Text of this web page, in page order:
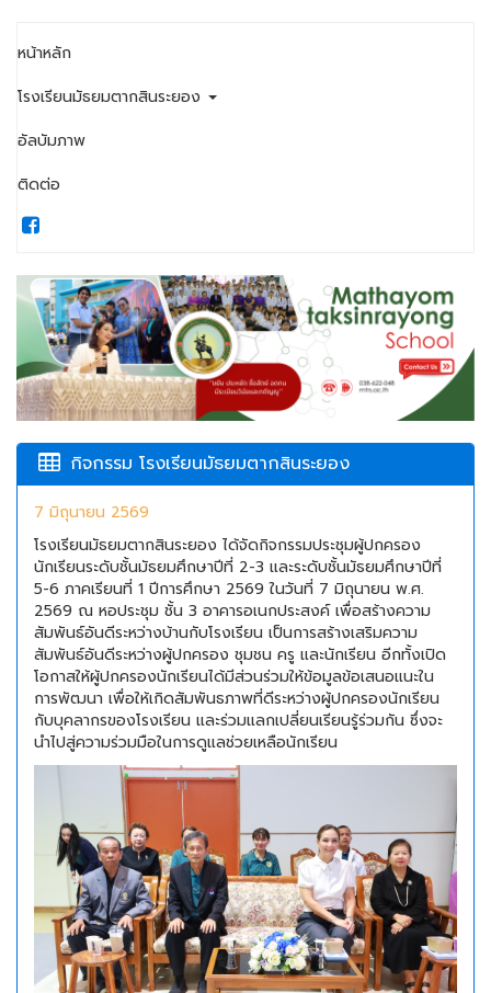
หน้าหลัก
โรงเรียนมัธยมตากสินระยอง
อัลบัมภาพ
ติดต่อ
กิจกรรม โรงเรียนมัธยมตากสินระยอง
7 มิถุนายน 2569
โรงเรียนมัธยมตากสินระยอง ได้จัดกิจกรรมประชุมผู้ปกครอง
นักเรียนระดับชั้นมัธยมศึกษาปีที่ 2-3 และระดับชั้นมัธยมศึกษาปีที่
5-6 ภาคเรียนที่ 1 ปีการศึกษา 2569 ในวันที่ 7 มิถุนายน พ.ศ.
2569 ณ หอประชุม ชั้น 3 อาคารอเนกประสงค์ เพื่อสร้างความ
สัมพันธ์อันดีระหว่างบ้านกับโรงเรียน เป็นการสร้างเสริมความ
สัมพันธ์อันดีระหว่างผู้ปกครอง ชุมชน ครู และนักเรียน อีกทั้งเปิด
โอกาสให้ผู้ปกครองนักเรียนได้มีส่วนร่วมให้ข้อมูลข้อเสนอแนะใน
การพัฒนา เพื่อให้เกิดสัมพันธภาพที่ดีระหว่างผู้ปกครองนักเรียน
กับบุคลากรของโรงเรียน และร่วมแลกเปลี่ยนเรียนรู้ร่วมกัน ซึ่งจะ
นำไปสู่ความร่วมมือในการดูแลช่วยเหลือนักเรียน